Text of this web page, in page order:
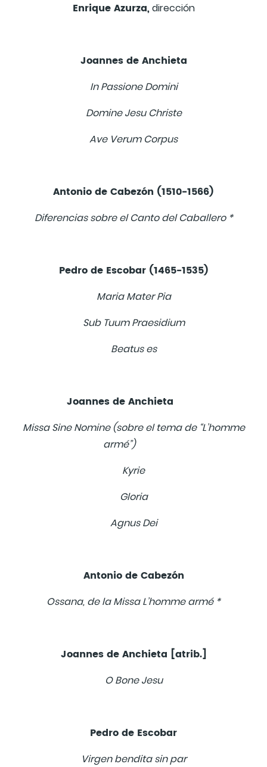
Enrique Azurza,dirección
Joannes de Anchieta
In Passione Domini
Domine Jesu Christe
Ave Verum Corpus
Antonio de Cabezón (1510-1566)
Diferencias sobre el Canto del Caballero *
Pedro de Escobar (1465-1535)
Maria Mater Pia
Sub Tuum Praesidium
Beatus es
Joannes de Anchieta
Missa Sine Nomine (sobre el tema de “L’homme
armé”)
Kyrie
Gloria
Agnus Dei
Antonio de Cabezón
Ossana, de la Missa L’homme armé *
Joannes de Anchieta [atrib.]
O Bone Jesu
Pedro de Escobar
Virgen bendita sin par